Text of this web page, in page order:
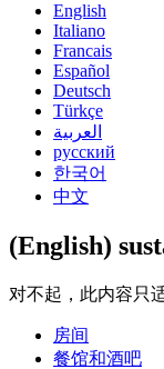
English
Italiano
Francais
Español
Deutsch
Türkçe
العربية
русский
한국어
中文
(English)
对不起，此内容只
房间
餐馆和酒吧